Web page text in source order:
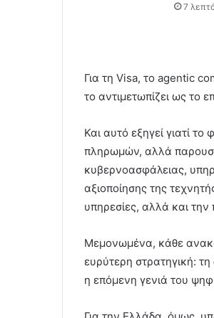
7
Για τη Visa, το agentic
το αντιμετωπίζει ως το
Και αυτό εξηγεί γιατί
πληρωμών, αλλά
κυβερνοασφάλειας,
αξιοποίησης της
υπηρεσίες, αλλά και
Μεμονωμένα, κάθε
ευρύτερη στρατηγική:
η επόμενη γενιά του